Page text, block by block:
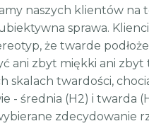
naszych klientów na
sprawa.
że twarde
ani zbyt miękki ani zbyt
skalach twardości,
- średnia (H2) i twarda
zdecydowanie